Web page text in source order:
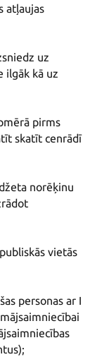
atļaujas
uz
ilgāk kā uz
pirms
skatīt cenrādī
norēķinu
vietās
personas ar I